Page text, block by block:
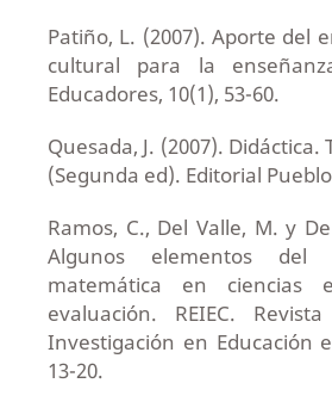
Patiño, L. (2007). Aporte del
cultural para la
Educadores, 10(1), 53-60.
Quesada, J. (2007). Didáctica.
(Segunda ed). Editorial
Ramos, C., Del Valle, M. y
Algunos elementos del
matemática en ciencias
evaluación. REIEC.
Investigación en Educación
13-20.